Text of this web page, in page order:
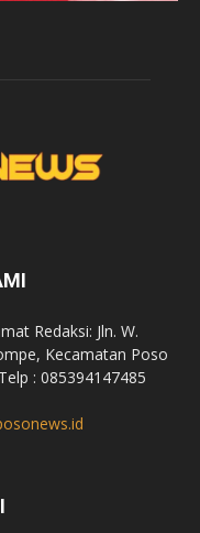
Redaksi: Jln. W.
Kecamatan Poso
: 085394147485